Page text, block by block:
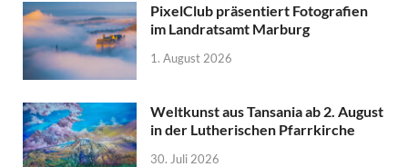
PixelClub präsentiert Fotografien
im Landratsamt Marburg
1. August 2026
Weltkunst aus Tansania ab 2. August
in der Lutherischen Pfarrkirche
30. Juli 2026